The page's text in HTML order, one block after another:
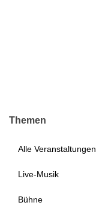
Themen
Alle Veranstaltungen
Live-Musik
Bühne